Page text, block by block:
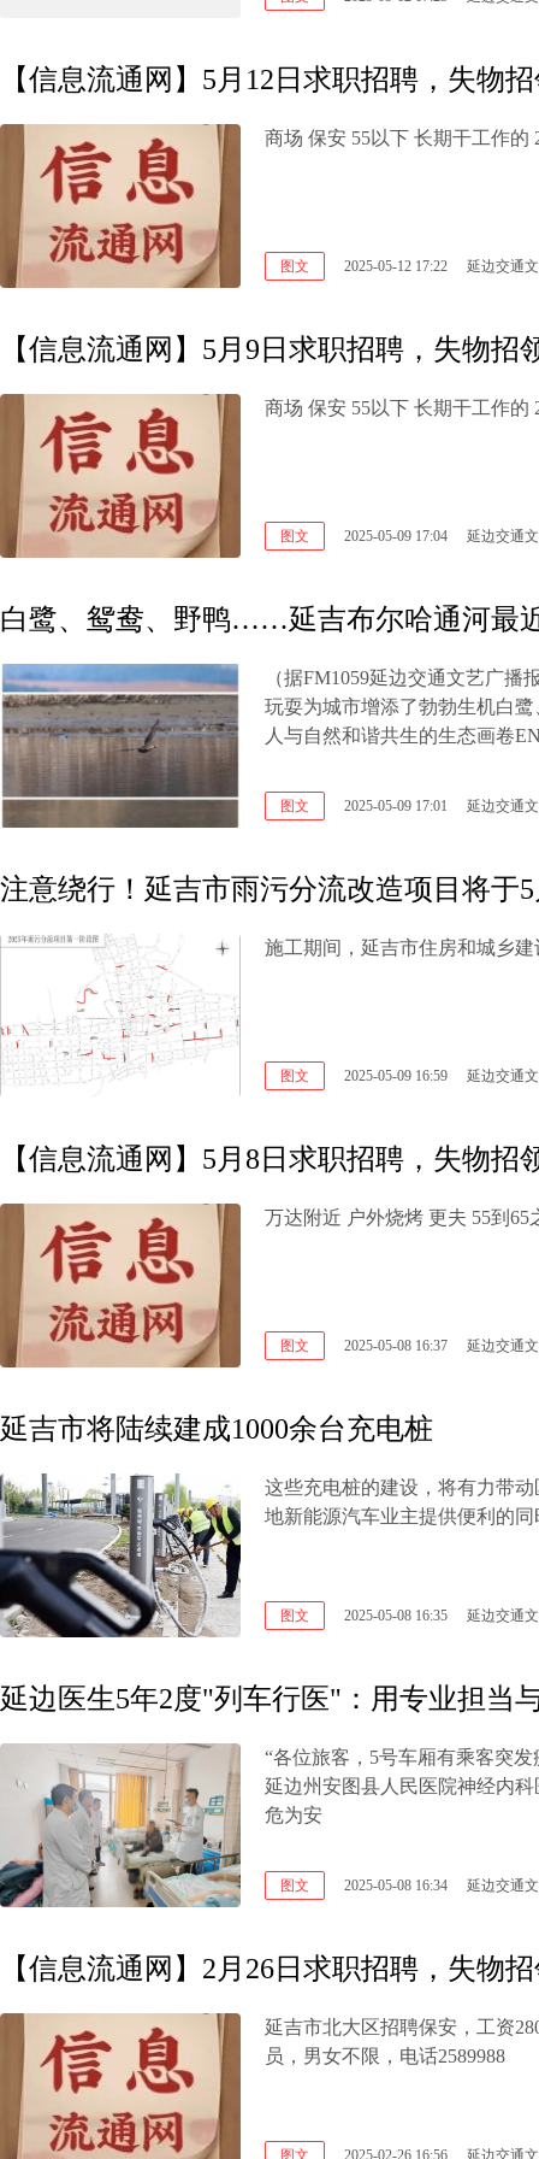
【信息流通网】5月12日求职招聘，失物
图文 2025-05-12 17:22 延边交通
【信息流通网】5月9日求职招聘，失物招
图文 2025-05-09 17:04 延边交通
白鹭、鸳鸯、野鸭……延吉布尔哈通河最
（据FM1059延边交通文艺广
玩耍为城市增添了勃勃生机白
人与自然和谐共生的生态画卷
图文 2025-05-09 17:01 延边交通
注意绕行！延吉市雨污分流改造项目将于
施工期间，延吉市住房和城乡
图文 2025-05-09 16:59 延边交通
【信息流通网】5月8日求职招聘，失物招
图文 2025-05-08 16:37 延边交通
延吉市将陆续建成1000余台充电桩
这些充电桩的建设，将有力带
地新能源汽车业主提供便利的
图文 2025-05-08 16:35 延边交通
延边医生5年2度"列车行医"：用专业担当
“各位旅客，5号车厢有乘客突
延边州安图县人民医院神经内
危为安
图文 2025-05-08 16:34 延边交通
【信息流通网】2月26日求职招聘，失物
延吉市北大区招聘保安，工资
员，男女不限，电话2589988
图文 2025-02-26 16:56 延边交通